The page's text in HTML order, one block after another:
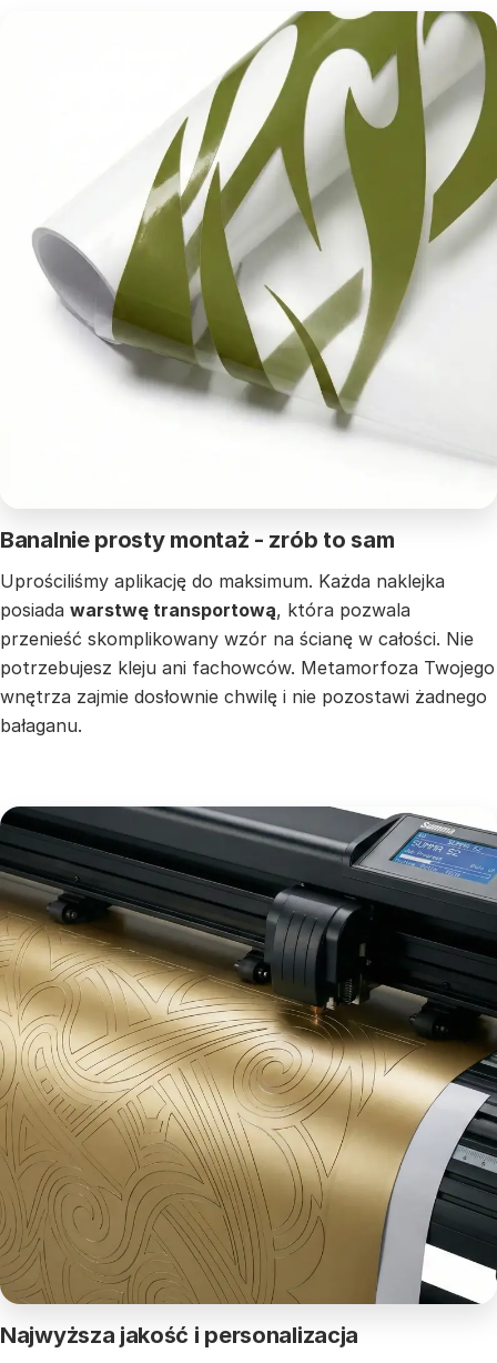
Banalnie prosty montaż - zrób to sam
Uprościliśmy aplikację do maksimum. Każda naklejka
posiada warstwę transportową, która pozwala
przenieść skomplikowany wzór na ścianę w całości. Nie
potrzebujesz kleju ani fachowców. Metamorfoza Twojego
wnętrza zajmie dosłownie chwilę i nie pozostawi żadnego
bałaganu.
Najwyższa jakość i personalizacja